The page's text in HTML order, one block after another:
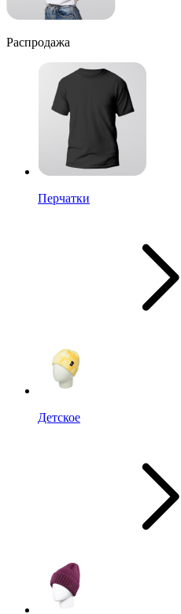
Распродажа
Перчатки
Детское